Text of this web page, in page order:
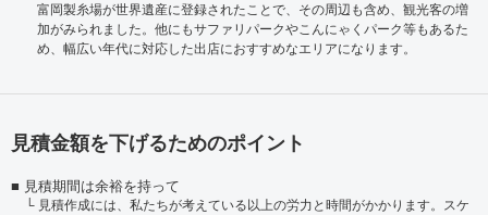
富岡製糸場が世界遺産に登録されたことで、その周辺も含め、観光客の増
加がみられました。他にもサファリパークやこんにゃくパーク等もあるた
め、幅広い年代に対応した出店におすすめなエリアになります。
見積金額を下げるためのポイント
見積期間は余裕を持って
見積作成には、私たちが考えている以上の労力と時間がかかります。スケ